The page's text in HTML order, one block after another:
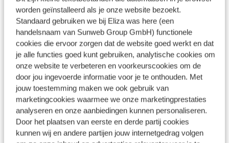
worden geïnstalleerd als je onze website bezoekt.
Standaard gebruiken we bij Eliza was here (een
handelsnaam van Sunweb Group GmbH) functionele
cookies die ervoor zorgen dat de website goed werkt en dat
je alle functies goed kunt gebruiken, analytische cookies om
onze website te verbeteren en voorkeurscookies om de
door jou ingevoerde informatie voor je te onthouden. Met
jouw toestemming maken we ook gebruik van
marketingcookies waarmee we onze marketingprestaties
analyseren en onze aanbiedingen kunnen personaliseren.
Door het plaatsen van eerste en derde partij cookies
kunnen wij en andere partijen jouw internetgedrag volgen
ontdekkingstocht. En ik kan jou ook zeker aanraden om
dit zelf te ervaren!
Boek jij eenautovakantie dan kan jij met eigen
vervoer naar jouw bestemming reizen.
Boek jij een vliegvakantiedan is deze bij mij altijd
inclusief verblijf en huurauto!